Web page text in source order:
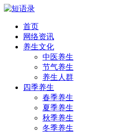
首页
网络资讯
养生文化
中医养生
节气养生
养生人群
四季养生
春季养生
夏季养生
秋季养生
冬季养生